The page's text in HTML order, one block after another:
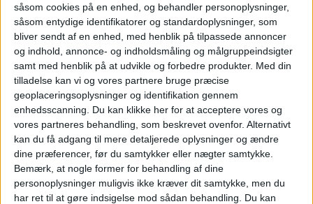
såsom cookies på en enhed, og behandler personoplysninger,
såsom entydige identifikatorer og standardoplysninger, som
bliver sendt af en enhed, med henblik på tilpassede annoncer
og indhold, annonce- og indholdsmåling og målgruppeindsigter
samt med henblik på at udvikle og forbedre produkter. Med din
tilladelse kan vi og vores partnere bruge præcise
geoplaceringsoplysninger og identifikation gennem
enhedsscanning. Du kan klikke her for at acceptere vores og
vores partneres behandling, som beskrevet ovenfor. Alternativt
kan du få adgang til mere detaljerede oplysninger og ændre
dine præferencer, før du samtykker eller nægter samtykke.
Bemærk, at nogle former for behandling af dine
personoplysninger muligvis ikke kræver dit samtykke, men du
har ret til at gøre indsigelse mod sådan behandling.
Du kan
underskrevet allerede i sommer på IATAs
årsmøde, åbner nye muligheder for SAS-
kunder for at komme til det “hellige land”.
Samarbejdet med EL AL mindsker også
motivationen for SAS til at genoptage sine
egne flyvninger til Israel.
NYHEDER FLY